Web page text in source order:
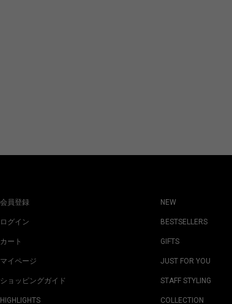
会員登録
ログイン
カート
マイページ
ショッピングガイド
HIGHLIGHTS
NEW
BESTSELLERS
GIFTS
JUST FOR YOU
STAFF STYLING
COLLECTION